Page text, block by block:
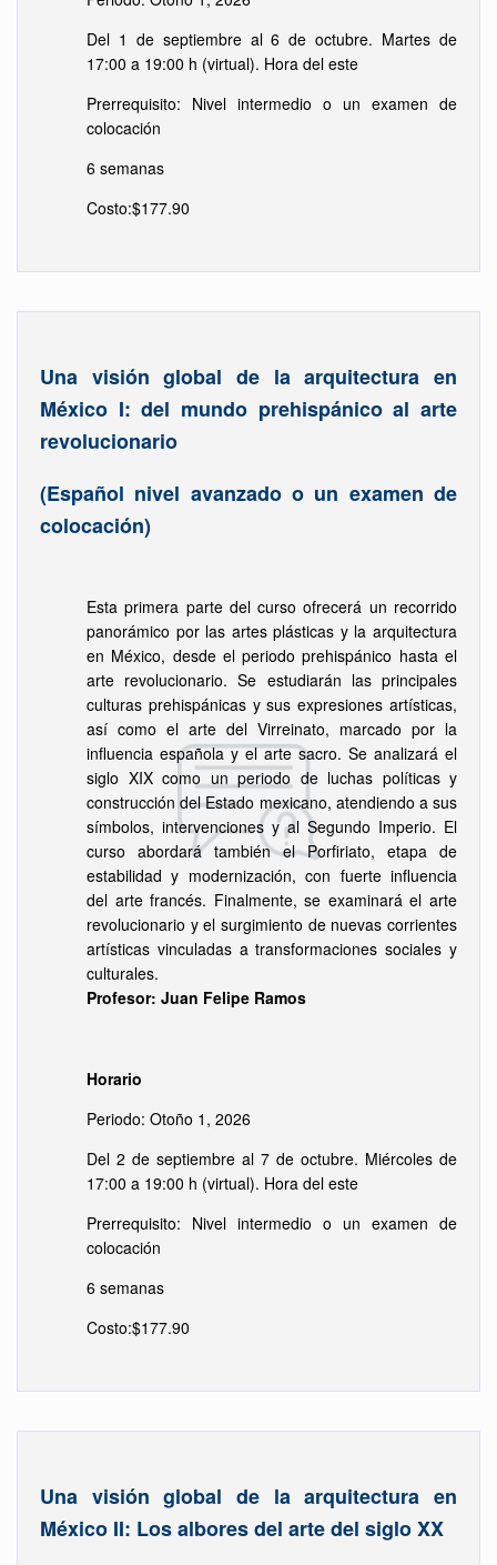
Del 1 de septiembre al 6 de octubre. Martes de
17:00 a 19:00 h (virtual). Hora del este
Prerrequisito: Nivel intermedio o un examen de
colocación
6 semanas
Costo:$177.90
Una visión global de la arquitectura en
México I: del mundo prehispánico al arte
revolucionario
(Español nivel avanzado o un examen de
colocación)
Esta primera parte del curso ofrecerá un recorrido
panorámico por las artes plásticas y la arquitectura
en México, desde el periodo prehispánico hasta el
arte revolucionario. Se estudiarán las principales
culturas prehispánicas y sus expresiones artísticas,
así como el arte del Virreinato, marcado por la
influencia española y el arte sacro. Se analizará el
siglo XIX como un periodo de luchas políticas y
construcción del Estado mexicano, atendiendo a sus
símbolos, intervenciones y al Segundo Imperio. El
curso abordará también el Porfiriato, etapa de
estabilidad y modernización, con fuerte influencia
del arte francés. Finalmente, se examinará el arte
revolucionario y el surgimiento de nuevas corrientes
artísticas vinculadas a transformaciones sociales y
culturales.
Profesor: Juan Felipe Ramos
Horario
Periodo: Otoño 1, 2026
Del 2 de septiembre al 7 de octubre. Miércoles de
17:00 a 19:00 h (virtual). Hora del este
Prerrequisito: Nivel intermedio o un examen de
colocación
6 semanas
Costo:$177.90
Una visión global de la arquitectura en
México II: Los albores del arte del siglo XX